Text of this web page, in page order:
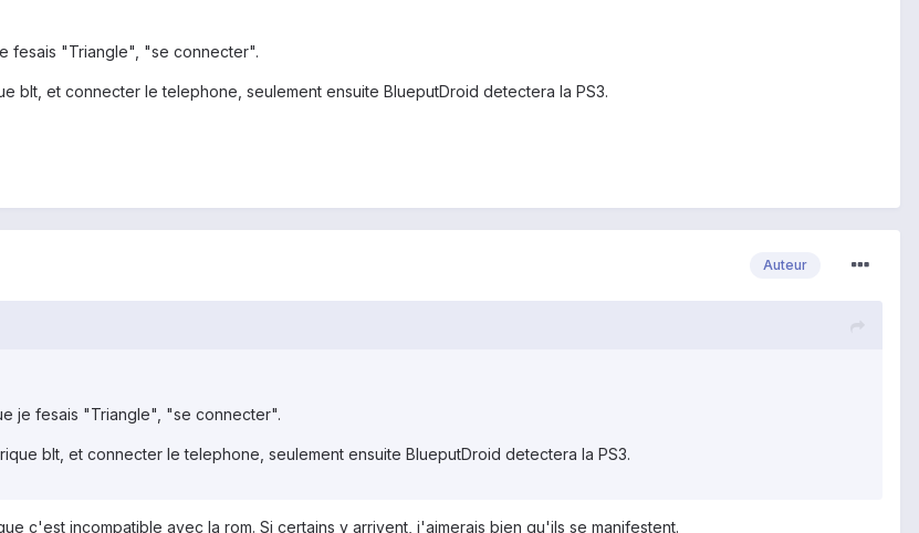
fesais "Triangle", "se connecter".
blt, et connecter le telephone, seulement ensuite BlueputDroid detectera la PS3.
Auteur
je fesais "Triangle", "se connecter".
blt, et connecter le telephone, seulement ensuite BlueputDroid detectera la PS3.
c'est incompatible avec la rom. Si certains y arrivent, j'aimerais bien qu'ils se manifestent.